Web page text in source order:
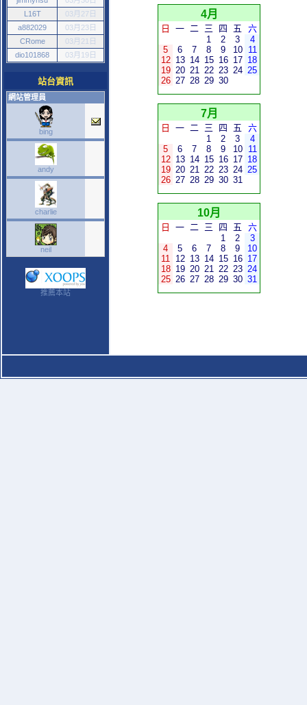
L16T
03月27日
a882029
03月23日
CRome
03月21日
dio101868
03月19日
站台資訊
網站管理員
bing
andy
charlie
neil
推薦本站
4月
日 一 二 三 四 五
六
1
2 3
4
5
6 7 8 9 10
11
12 13 14 15 16 17 18
19 20 21 22 23 24 25
26 27 28 29 30
7月
日 一 二 三 四 五
六
1
2 3
4
5
6 7 8 9 10
11
12 13 14 15 16 17 18
19 20 21 22 23 24 25
26 27 28 29 30 31
10月
日 一 二 三 四 五
六
1
2
3
4
5 6 7 8 9
10
11 12 13 14 15 16 17
18 19 20 21 22 23 24
25 26 27 28 29 30 31